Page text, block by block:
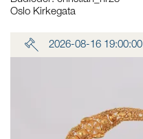
Oslo Kirkegata
2026-08-16 19:00:00